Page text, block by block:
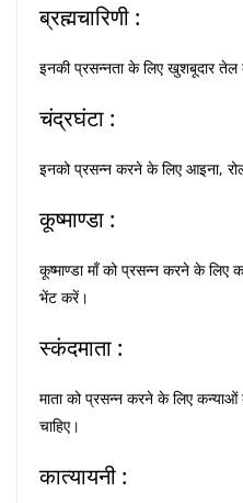
ब्रह्मचारिणी :
इनकी प्रसन्नता के लिए खुशबूदार तेल
चंद्रघंटा :
इनको प्रसन्न करने के लिए आइना,
कूष्माण्डा :
कूष्माण्डा माँ को प्रसन्न करने के लिए
भेंट करें।
स्कंदमाता :
माता को प्रसन्न करने के लिए कन्याओं
चाहिए।
कात्यायनी :